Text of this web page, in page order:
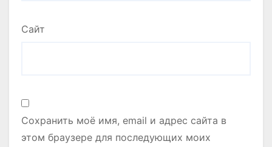
Сайт
Сохранить моё имя, email и адрес сайта в
этом браузере для последующих моих